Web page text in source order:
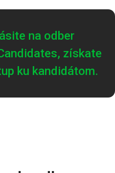
na odber
získate
ku kandidátom.